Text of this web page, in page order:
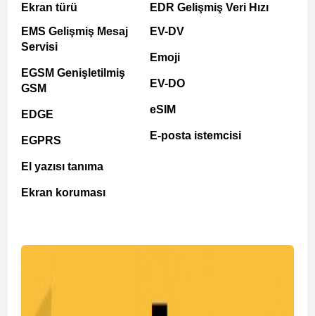
Ekran türü
EMS Gelişmiş Mesaj
Servisi
EGSM Genişletilmiş
GSM
EDGE
EGPRS
El yazısı tanıma
Ekran koruması
EDR Gelişmiş Veri Hızı
EV-DV
Emoji
EV-DO
eSIM
E-posta istemcisi